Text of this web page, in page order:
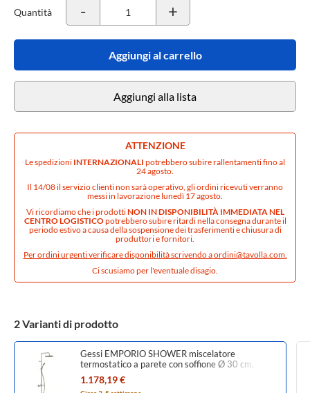
Quantità - +
Aggiungi al carrello
Aggiungi alla lista
ATTENZIONE
Le spedizioni INTERNAZIONALI potrebbero subire rallentamenti fino al
24 agosto.
Il 14/08 il servizio clienti non sarà operativo, gli ordini ricevuti verranno
messi in lavorazione lunedì 17 agosto.
Vi ricordiamo che i prodottiNON IN DISPONIBILITÀ IMMEDIATA NEL
CENTRO LOGISTICOpotrebbero subire ritardi nella consegna durante il
periodo estivo a causa della sospensione dei trasferimenti e chiusura di
produttori e fornitori.
Per ordini urgenti verificare disponibilità scrivendo aordini@tavolla.com.
Ci scusiamo per l'eventuale disagio.
2 Varianti di prodotto
Gessi EMPORIO SHOWER miscelatore
termostatico a parete con soffione Ø 30 cm,
deviatore automatico bagno/doccia, flessibile 150
cm, set saliscendi e doccetta anticalcare, finitura
1.178,19 €